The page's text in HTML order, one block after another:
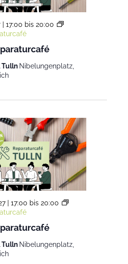
17:00 bis 20:00
Tulln Nibelungenplatz,
| 17:00 bis 20:00
Tulln Nibelungenplatz,